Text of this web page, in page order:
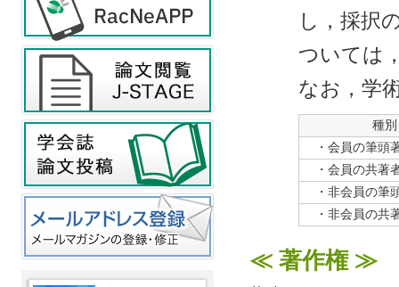
し，採択
ついては
なお，学
種別
・会員の筆頭
・会員の共著
・非会員の筆
・非会員の共
≪ 著作権 ≫